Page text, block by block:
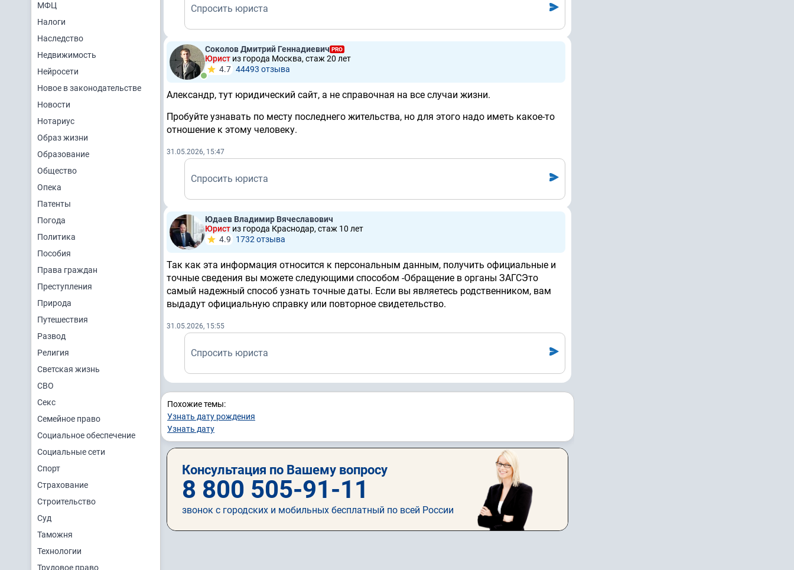
МФЦ
Налоги
Наследство
Недвижимость
Нейросети
Новое в законодательстве
Новости
Нотариус
Образ жизни
Образование
Общество
Опека
Патенты
Погода
Политика
Пособия
Права граждан
Преступления
Природа
Путешествия
Развод
Религия
Светская жизнь
СВО
Секс
Семейное право
Социальное обеспечение
Социальные сети
Спорт
Страхование
Строительство
Суд
Таможня
Технологии
Трудовое право
Спросить юриста
Соколов Дмитрий Геннадиевич PRO
Юрист из города Москва, стаж 20 лет
4.7 44493 отзывa
Александр, тут юридический сайт, а не справочная на все случаи жизни.
Пробуйте узнавать по месту последнего жительства, но для этого надо иметь какое-то
отношение к этому человеку.
31.05.2026, 15:47
Спросить юриста
Юдаев Владимир Вячеславович
Юрист из города Краснодар, стаж 10 лет
4.9
1732 отзывa
Так как эта информация относится к персональным данным, получить официальные и
точные сведения вы можете следующими способом -Обращение в органы ЗАГСЭто
самый надежный способ узнать точные даты. Если вы являетесь родственником, вам
выдадут официальную справку или повторное свидетельство.
31.05.2026, 15:55
Спросить юриста
Похожие темы:
Узнать дату рождения
Узнать дату
Консультация по Вашему вопросу
8 800 505-91-11
звонок с городских и мобильных бесплатный по всей России